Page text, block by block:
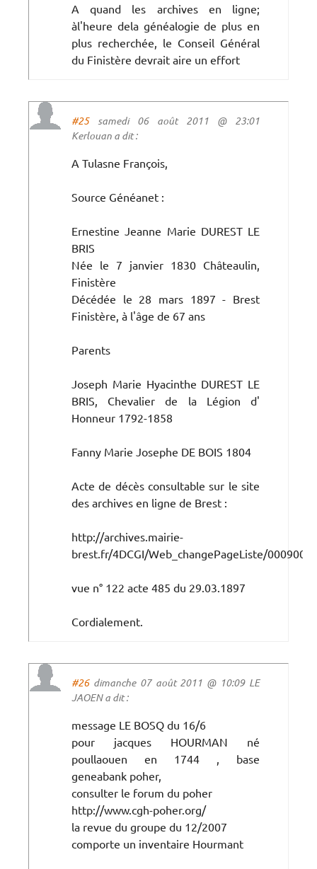
A quand les archives en ligne;
àl'heure dela généalogie de plus en
plus recherchée, le Conseil Général
du Finistère devrait aire un effort
#25samedi 06 août 2011 @ 23:01
Kerlouan a dit :
A Tulasne François,
Source Généanet :
Ernestine Jeanne Marie DUREST LE
BRIS
Née le 7 janvier 1830 Châteaulin,
Finistère
Décédée le 28 mars 1897 - Brest
Finistère, à l'âge de 67 ans
Parents
Joseph Marie Hyacinthe DUREST LE
BRIS, Chevalier de la Légion d'
Honneur 1792-1858
Fanny Marie Josephe DE BOIS 1804
Acte de décès consultable sur le site
des archives en ligne de Brest :
http://archives.mairie-
brest.fr/4DCGI/Web_changePageListe/
vue n° 122 acte 485 du 29.03.1897
Cordialement.
#26dimanche 07 août 2011 @ 10:09 LE
JAOEN a dit :
message LE BOSQ du 16/6
pour jacques HOURMAN né
poullaouen en 1744 , base
geneabank poher,
consulter le forum du poher
http://www.cgh-poher.org/
la revue du groupe du 12/2007
comporte un inventaire Hourmant